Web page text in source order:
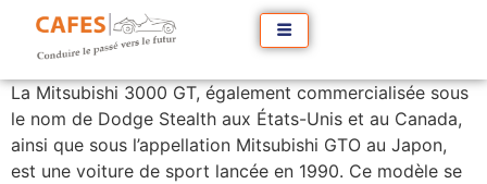
La Mitsubishi 3000 GT, également commercialisée sous
le nom de Dodge Stealth aux États-Unis et au Canada,
ainsi que sous l’appellation Mitsubishi GTO au Japon,
est une voiture de sport lancée en 1990. Ce modèle se